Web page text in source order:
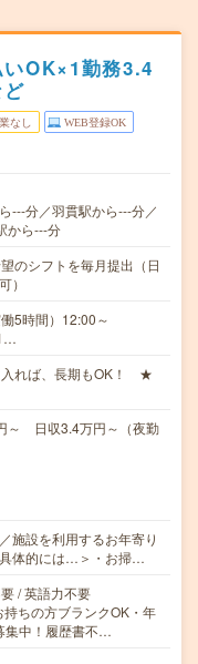
OK×1勤務3.4
なし WEB登録OK
---分／羽貫駅から---分／
から---分
のシフトを毎月提出（日
）
5時間）12:00～
れば、長期もOK！ ★
～ 日収3.4万円～（夜勤
施設を利用するお年寄り
体的には…＞・お掃…
/ 英語力不要
ちの方ブランクOK・年
集中！履歴書不…